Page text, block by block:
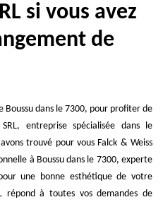
si vous avez
de
Boussu dans le 7300, pour profiter de
entreprise spécialisée dans le
trouvé pour vous Falck & Weiss
à Boussu dans le 7300, experte
une bonne esthétique de votre
répond à toutes vos demandes de